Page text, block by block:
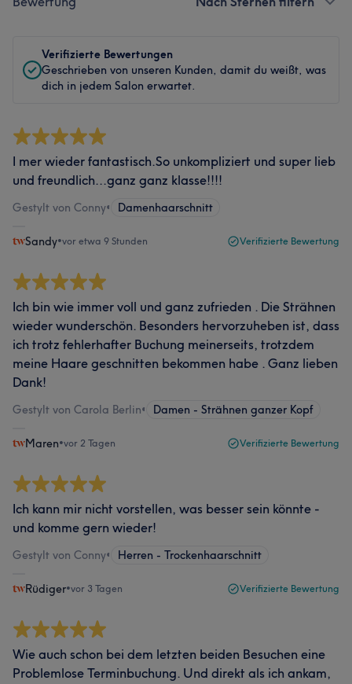
Verifizierte Bewertungen
Geschrieben von unseren Kunden, damit du weißt, was
dich in jedem Salon erwartet.
I mer wieder fantastisch.So unkompliziert und super lieb
und freundlich...ganz ganz klasse!!!!
Gestylt von Conny• Damenhaarschnitt
Sandy•vor etwa 9 Stunden Verifizierte Bewertung
Ich bin wie immer voll und ganz zufrieden . Die Strähnen
wieder wunderschön. Besonders hervorzuheben ist, dass
ich trotz fehlerhafter Buchung meinerseits, trotzdem
meine Haare geschnitten bekommen habe . Ganz lieben
Dank!
Gestylt von Carola Berlin• Damen - Strähnen ganzer Kopf
Maren•vor 2 Tagen Verifizierte Bewertung
Ich kann mir nicht vorstellen, was besser sein könnte -
und komme gern wieder!
Gestylt von Conny• Herren - Trockenhaarschnitt
Rüdiger•vor 3 Tagen Verifizierte Bewertung
Wie auch schon bei dem letzten beiden Besuchen eine
Problemlose Terminbuchung. Und direkt als ich ankam,